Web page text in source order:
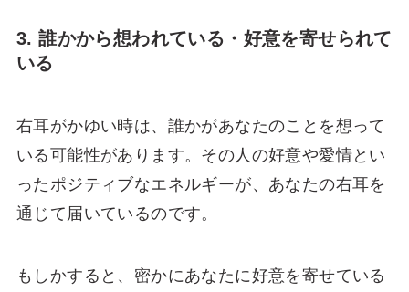
3. 誰かから想われている・好意を寄せられて
いる
右耳がかゆい時は、誰かがあなたのことを想って
いる可能性があります。その人の好意や愛情とい
ったポジティブなエネルギーが、あなたの右耳を
通じて届いているのです。
もしかすると、密かにあなたに好意を寄せている